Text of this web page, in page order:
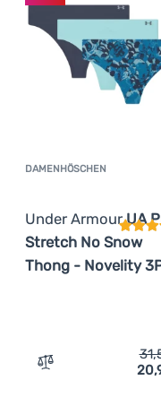
DAMENHÖSCHEN
Under ArmourUA
Stretch No Snow
Thong - Novelity
Zum Vergleich